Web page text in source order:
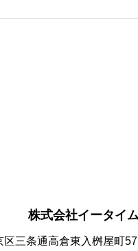
株式会社イータイム
区三条通高倉東入桝屋町